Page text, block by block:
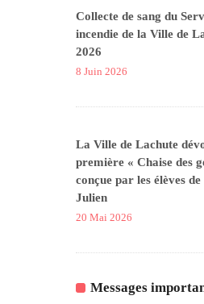
Collecte de sang du
incendie de la Ville de
2026
8 Juin 2026
La Ville de Lachute
première « Chaise des
conçue par les élèves de
Julien
20 Mai 2026
Messages